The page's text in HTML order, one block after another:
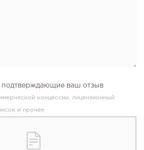
подтверждающие ваш отзыв
концессии, лицензионный
и прочее